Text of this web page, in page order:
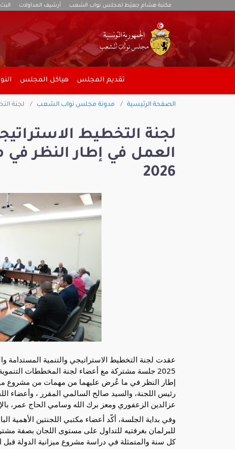
مكتبة هشام جعيّط لمجلس نواب الشعب أرشيف المداولات
تقديم المجلس هياكل المجلس
الصفحة الرئيسية مدونة مجلس نواب الشعب لجنة
لجنة التخطيط
العمل في إطار النظر في
2026
2025 جلسة مشتركة مع أعضاء لجنة المخططات
رئيس اللجنة، والسيد صالح السالمي المقرر ،
عزالدين الزعفوري ومعز برك الله وسامي الحاج عمر،
وفي بداية الجلسة، أكّد أعضاء مكتبي اللجنتين الأهمية
للبرلمان بغرفتيه للتداول على مستوى اللجان بصفة
كل سنة والمتمثلة في دراسة مشروع ميزانية الدولة قبل